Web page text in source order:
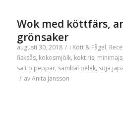
Wok med köttfärs,
grönsaker
augusti 30, 2018 / i Kött & Fågel,
fisksås, kokosmjölk, kokt ris, minimajs,
salt o peppar, sambal oelek, soja
/ avAnita Jansson